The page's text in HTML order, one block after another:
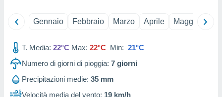
noi e i
simili
Gennaio Febbraio Marzo Aprile Maggio
T. Media: 22°C Max: 22°C Min: 21°C
Numero di giorni di pioggia: 7 giorni
Precipitazioni medie: 35 mm
Velocità media del vento: 19 km/h